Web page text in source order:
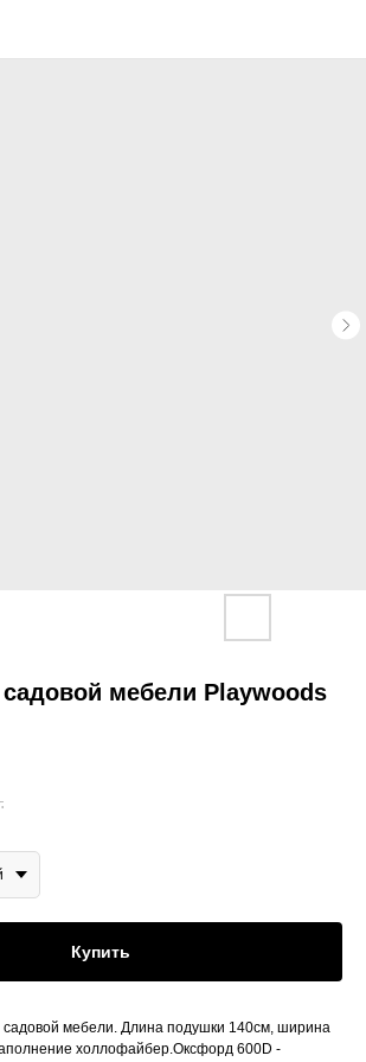
мебели Playwoods
Купить
мебели. Длина подушки 140см, ширина
холлофайбер.Оксфорд 600D -